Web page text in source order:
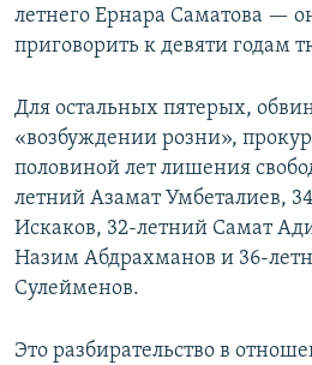
летнего Ернара Саматова —
приговорить к девяти годам
Для остальных пятерых,
«возбуждении розни»,
половиной лет лишения
летний Азамат Умбеталиев,
Искаков, 32-летний Самат
Назим Абдрахманов и 36-
Сулейменов.
Это разбирательство в